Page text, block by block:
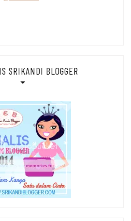
SRIKANDI BLOGGER